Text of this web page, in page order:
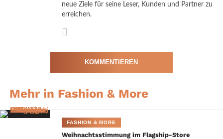
Osswald
zeigte ihre
neue Ziele für seine Leser, Kunden und Partner zu
erreichen.
KOMMENTIEREN
Mehr in Fashion & More
FASHION & MORE
Weihnachtsstimmung im Flagship-Store